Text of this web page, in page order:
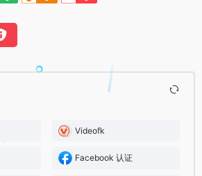
Videofk
Facebook 认证